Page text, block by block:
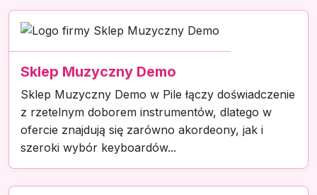
Sklep Muzyczny Demo
Sklep Muzyczny Demo w Pile łączy doświadczenie
z rzetelnym doborem instrumentów, dlatego w
ofercie znajdują się zarówno akordeony, jak i
szeroki wybór keyboardów...